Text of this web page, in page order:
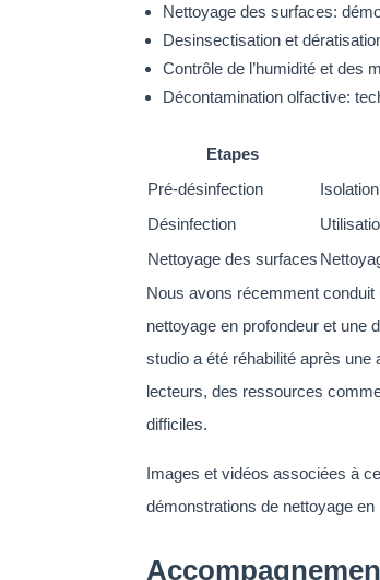
Nettoyage des surfaces:
Desinsectisation et
Contrôle de l’humidité et des
Décontamination olfactive:
Etapes
Pré-désinfection
Désinfection
Nettoyage des surfaces
Nous avons récemment
nettoyage en profondeur et une
studio a été réhabilité après une
lecteurs, des ressources
difficiles.
Images et vidéos associées à
démonstrations de nettoyage